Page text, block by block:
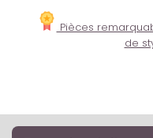
Pièces
de